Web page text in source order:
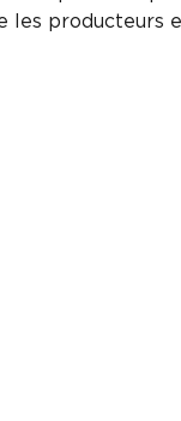
les producteurs